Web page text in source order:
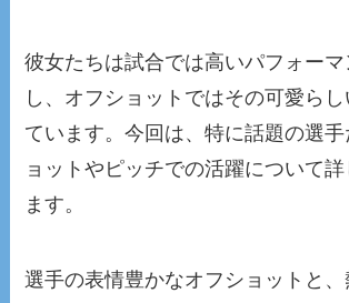
彼女たちは試合では高いパフォー
し、オフショットではその可愛ら
ています。今回は、特に話題の選
ョットやピッチでの活躍について
ます。
選手の表情豊かなオフショットと